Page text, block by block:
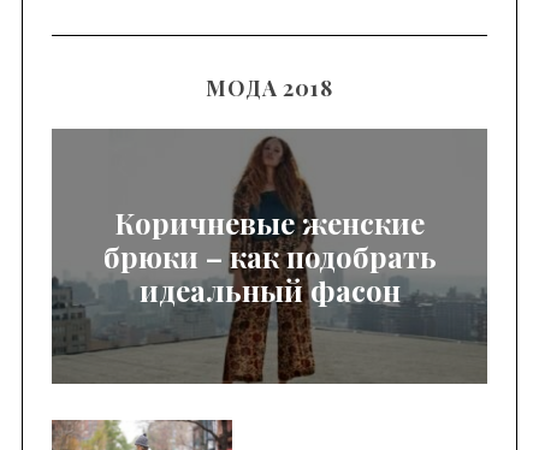
МОДА 2018
Коричневые женские
брюки – как подобрать
идеальный фасон